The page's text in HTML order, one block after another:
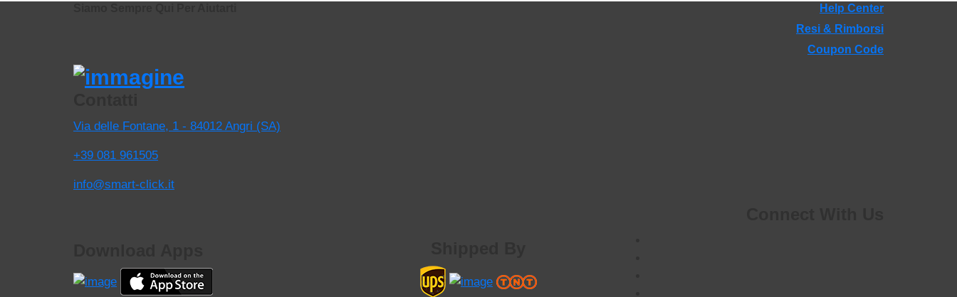
Help Center
Resi & Rimborsi
Coupon Code
Via delle Fontane, 1 - 84012 Angri (SA)
+39 081 961505
info@smart-click.it